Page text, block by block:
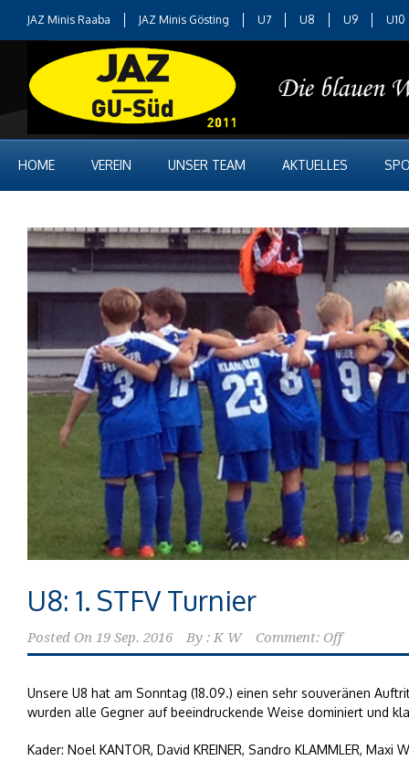
JAZ Minis Raaba JAZ Minis Gösting U7 U8 U9 U10
HOME VEREIN UNSER TEAM AKTUELLES
U8: 1. STFV Turnier
Posted On 19 Sep. 2016 By : K W Comment: Off
Unsere U8 hat am Sonntag (18.09.) einen sehr souveränen
wurden alle Gegner auf beeindruckende Weise dominiert und
Kader: Noel KANTOR, David KREINER, Sandro KLAMMLER, Maxi